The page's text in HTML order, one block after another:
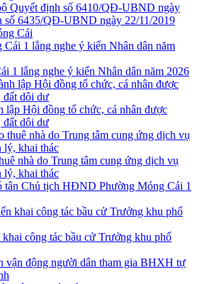
Quyết định số 6410/QĐ-UBND ngày
số 6435/QĐ-UBND ngày 22/11/2019
Cái
1 lắng nghe ý kiến Nhân dân năm 2026
Hội đồng tổ chức, cá nhân được
đất dôi dư
nhà do Trung tâm cung ứng dịch vụ
lý, khai thác
Phường Móng Cái 1
công tác bầu cử Trưởng khu phố